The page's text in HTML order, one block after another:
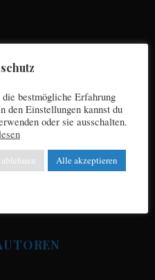
bestmögliche Erfahrung
den Einstellungen kannst du
oder sie ausschalten.
Alle akzeptieren